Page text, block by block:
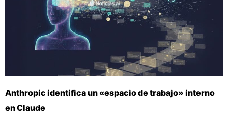
Anthropic identifica un «espacio de trabajo» interno
en Claude